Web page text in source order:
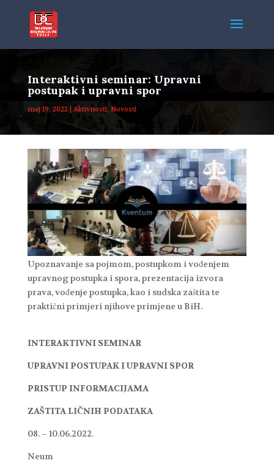
Interaktivni seminar: Upravni
postupak i upravni spor
maj 19, 2022| Aktivnosti, Novosti
Upoznavanje sa pojmom, postupkom i vođenjem
upravnog postupka i spora, prezentacija izvora
prava, vođenje postupka, kao i sudska zaštita te
praktični primjeri njihove primjene u BiH.
INTERAKTIVNI SEMINAR
UPRAVNI POSTUPAK I UPRAVNI SPOR
PRISTUP INFORMACIJAMA
ZAŠTITA LIČNIH PODATAKA
08. – 10.06.2022.
Neum